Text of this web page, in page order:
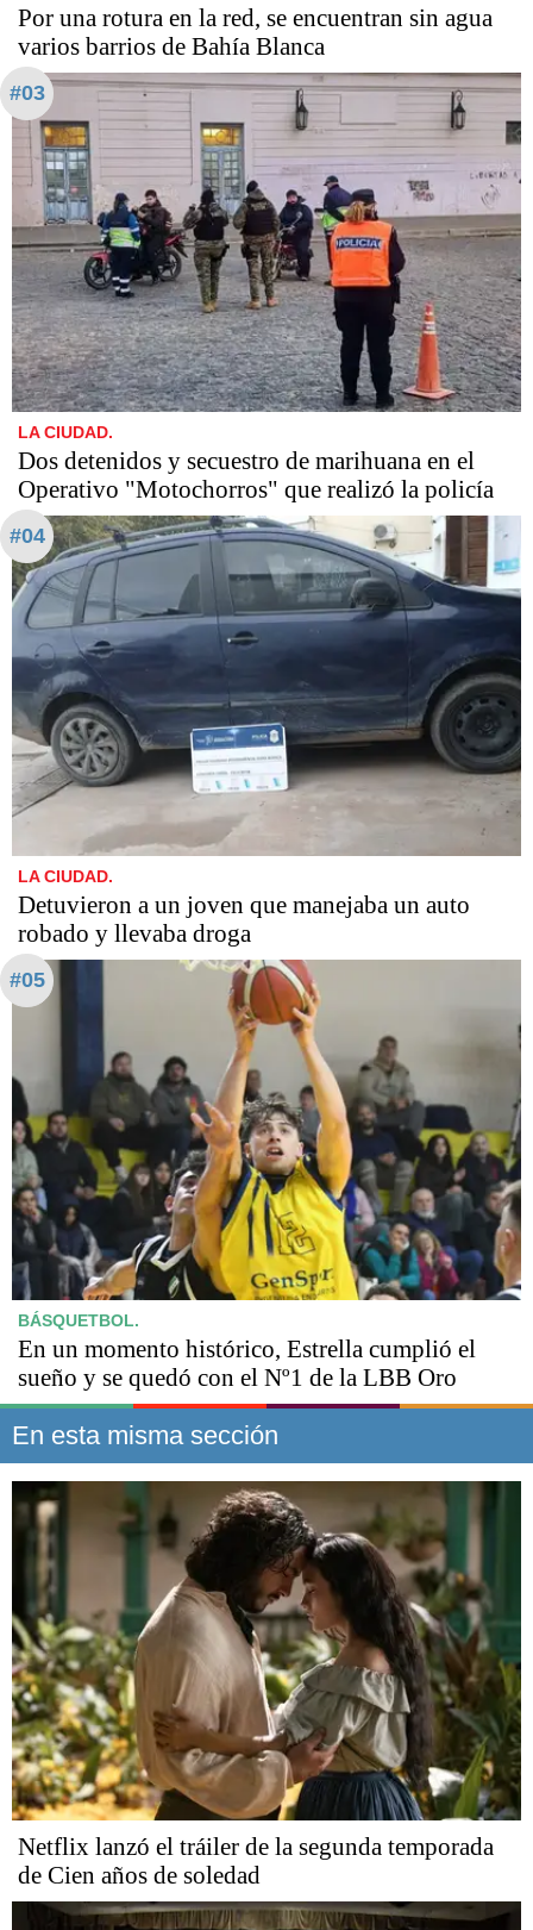
Por una rotura en la red, se encuentran sin agua
varios barrios de Bahía Blanca
#03
LA CIUDAD.
Dos detenidos y secuestro de marihuana en el
Operativo "Motochorros" que realizó la policía
#04
LA CIUDAD.
Detuvieron a un joven que manejaba un auto
robado y llevaba droga
#05
BÁSQUETBOL.
En un momento histórico, Estrella cumplió el
sueño y se quedó con el Nº1 de la LBB Oro
En esta misma sección
Netflix lanzó el tráiler de la segunda temporada
de Cien años de soledad